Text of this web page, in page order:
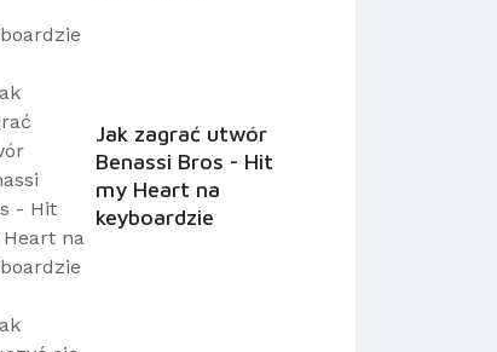
Jak zagrać utwór
Benassi Bros - Hit
my Heart na
keyboardzie